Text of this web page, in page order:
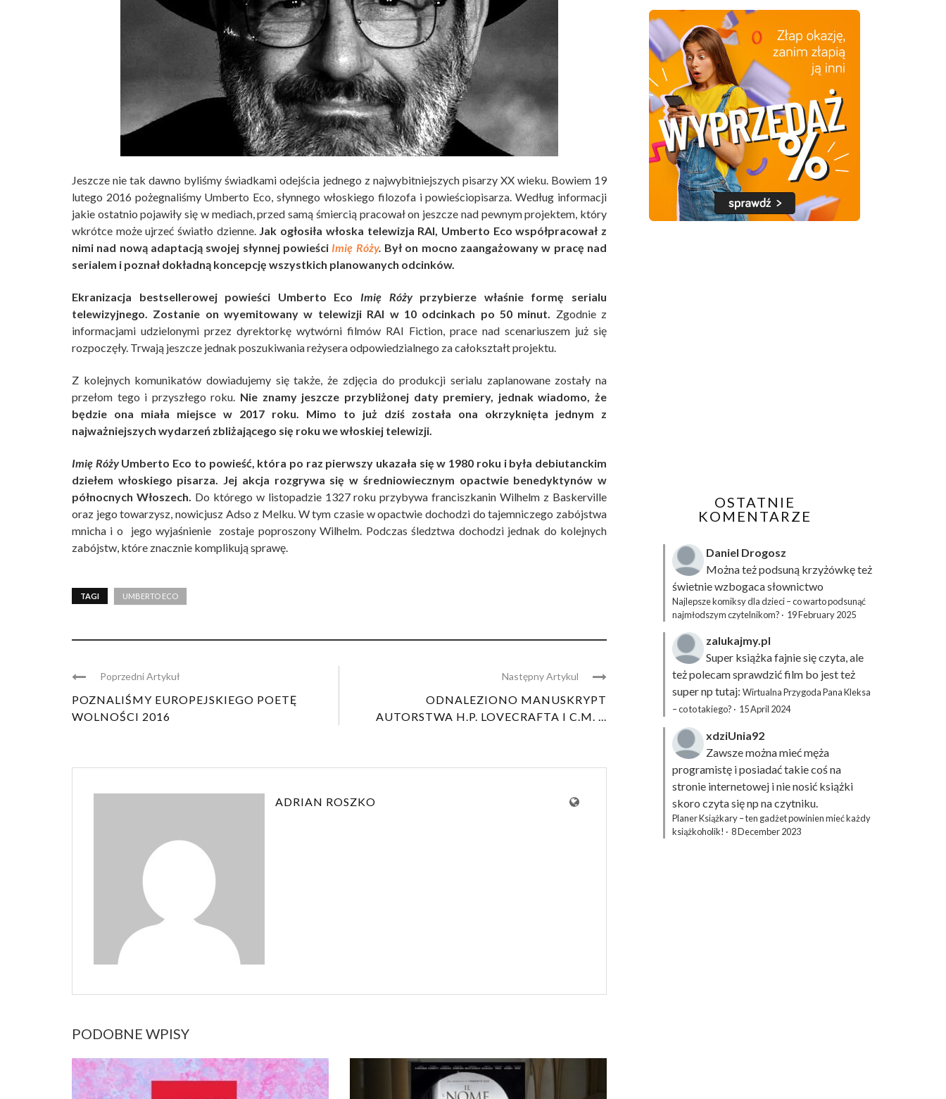
Jeszcze nie tak dawno byliśmy świadkami odejścia jednego z najwybitniejszych pisarzy XX wieku. Bowiem 19
lutego 2016 pożegnaliśmy Umberto Eco, słynnego włoskiego filozofa i powieściopisarza. Według informacji
jakie ostatnio pojawiły się w mediach, przed samą śmiercią pracował on jeszcze nad pewnym projektem, który
wkrótce może ujrzeć światło dzienne. Jak ogłosiła włoska telewizja RAI, Umberto Eco współpracował z
nimi nad nową adaptacją swojej słynnej powieści Imię Róży. Był on mocno zaangażowany w pracę nad
serialem i poznał dokładną koncepcję wszystkich planowanych odcinków.
Ekranizacja bestsellerowej powieści Umberto Eco Imię Róży przybierze właśnie formę serialu
telewizyjnego. Zostanie on wyemitowany w telewizji RAI w 10 odcinkach po 50 minut. Zgodnie z
informacjami udzielonymi przez dyrektorkę wytwórni filmów RAI Fiction, prace nad scenariuszem już się
rozpoczęły. Trwają jeszcze jednak poszukiwania reżysera odpowiedzialnego za całokształt projektu.
Z kolejnych komunikatów dowiadujemy się także, że zdjęcia do produkcji serialu zaplanowane zostały na
przełom tego i przyszłego roku. Nie znamy jeszcze przybliżonej daty premiery, jednak wiadomo, że
będzie ona miała miejsce w 2017 roku. Mimo to już dziś została ona okrzyknięta jednym z
najważniejszych wydarzeń zbliżającego się roku we włoskiej telewizji.
Imię RóżyUmberto Eco to powieść, która po raz pierwszy ukazała się w 1980 roku i była debiutanckim
dziełem włoskiego pisarza. Jej akcja rozgrywa się w średniowiecznym opactwie benedyktynów w
północnych Włoszech. Do którego w listopadzie 1327 roku przybywa franciszkanin Wilhelm z Baskerville
oraz jego towarzysz, nowicjusz Adso z Melku. W tym czasie w opactwie dochodzi do tajemniczego zabójstwa
mnicha i o jego wyjaśnienie zostaje poproszony Wilhelm. Podczas śledztwa dochodzi jednak do kolejnych
zabójstw, które znacznie komplikują sprawę.
TAGI UMBERTO ECO
Poprzedni Artykuł
POZNALIŚMY EUROPEJSKIEGO POETĘ
WOLNOŚCI 2016
Następny Artykul
ODNALEZIONO MANUSKRYPT
AUTORSTWA H.P. LOVECRAFTA I C.M. ...
ADRIAN ROSZKO
PODOBNE WPISY
OSTATNIE
KOMENTARZE
Daniel Drogosz
Można też podsuną krzyżówkęteż
świetnie wzbogaca słownictwo
Najlepsze komiksy dla dzieci – co warto podsunąć
najmłodszym czytelnikom? · 19 February 2025
zalukajmy.pl
Super książka fajnie się czyta, ale
też polecam sprawdzić film bo jest też
super np tutaj: Wirtualna Przygoda Pana Kleksa
– co to takiego? · 15 April 2024
xdziUnia92
Zawsze można mieć męża
programistę i posiadać takie coś na
stronie internetowej i nie nosić książki
skoro czyta się np na czytniku.
Planer Książkary – ten gadżet powinien mieć każdy
książkoholik! · 8 December 2023